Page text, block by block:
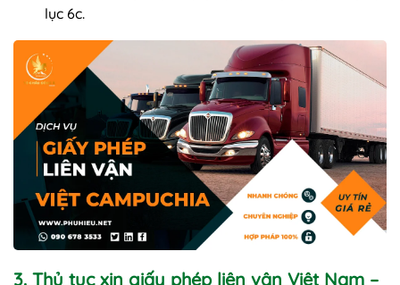
lục 6c.
3. Thủ tục xin giấy phép liên vận Việt Nam –